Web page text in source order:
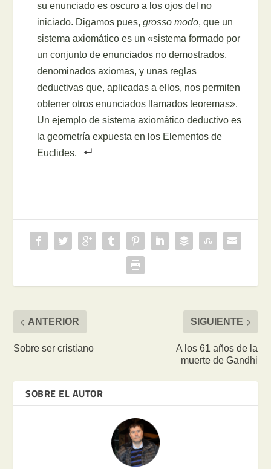
su enunciado es oscuro a los ojos del no
iniciado. Digamos pues, grosso modo, que un
sistema axiomático es un «sistema formado por
un conjunto de enunciados no demostrados,
denominados axiomas, y unas reglas
deductivas que, aplicadas a ellos, nos permiten
obtener otros enunciados llamados teoremas».
Un ejemplo de sistema axiomático deductivo es
la geometría expuesta en los Elementos de
Euclides.
ANTERIOR
Sobre ser cristiano
SIGUIENTE
A los 61 años de la
muerte de Gandhi
SOBRE EL AUTOR